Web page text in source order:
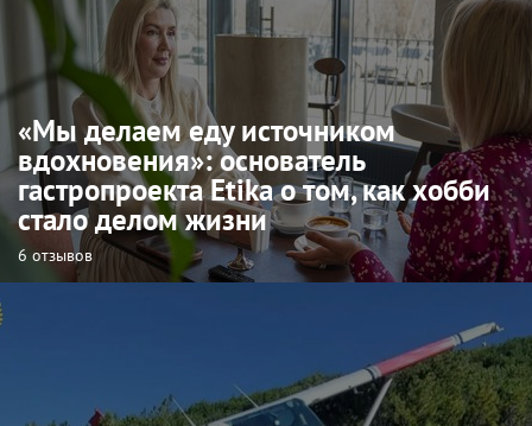
«Мы делаем еду источником
вдохновения»: основатель
гастропроекта Etika о том, как хобби
стало делом жизни
6 отзывов